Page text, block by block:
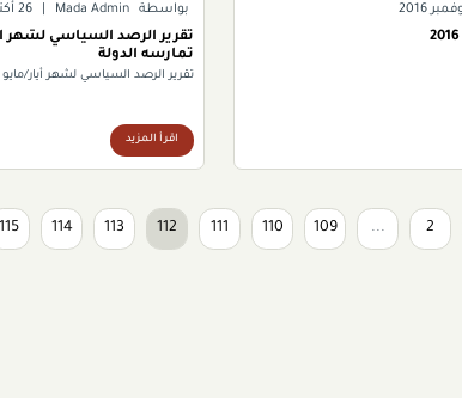
بواسطة Mada Admin 26 أكتوبر 2016
تمارسه الدولة
تقرير الرصد السياسي لشهر أيار/مايو 2016: التمييز الذي تمارسه الدولة
اقرأ المزيد
2
...
109
110
111
112
113
114
115